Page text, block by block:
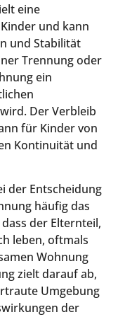
eine
und kann
und Stabilität
Trennung oder
ein
Der Verbleib
für Kinder von
Kontinuität und
der Entscheidung
häufig das
der Elternteil,
leben, oftmals
Wohnung
zielt darauf ab,
Umgebung
der